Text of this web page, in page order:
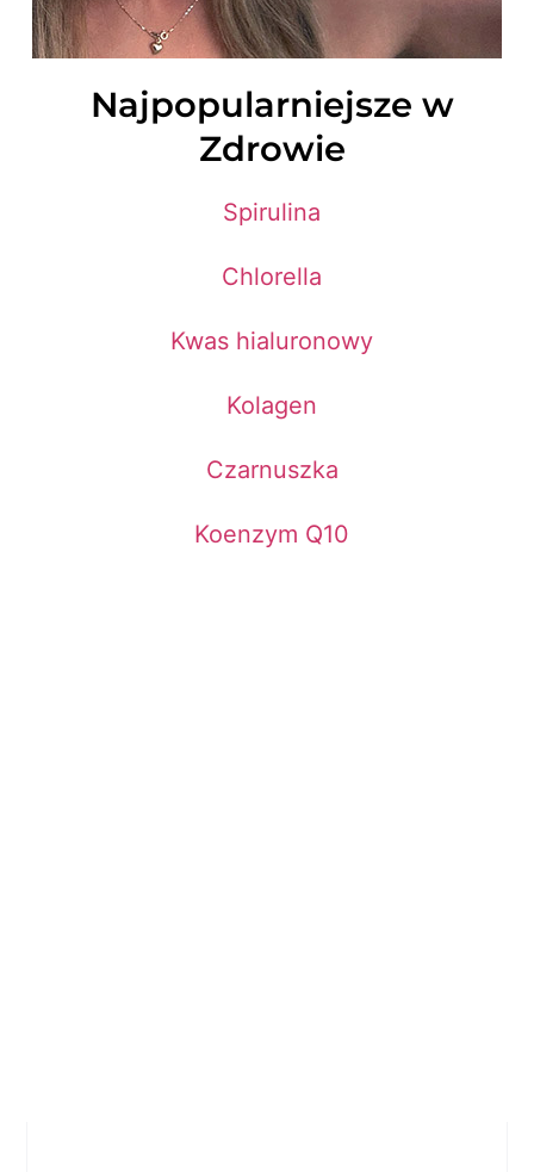
Najpopularniejsze w
Zdrowie
Spirulina
Chlorella
Kwas hialuronowy
Kolagen
Czarnuszka
Koenzym Q10